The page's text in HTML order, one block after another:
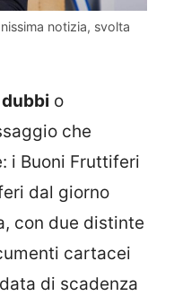
notizia, svolta
o
che
i Buoni Fruttiferi
dal giorno
con due distinte
cartacei
di scadenza